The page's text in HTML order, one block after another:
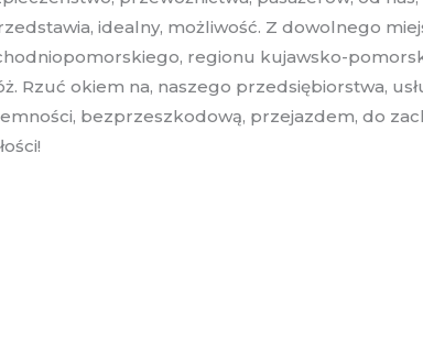
idealny, możliwość. Z dowolnego
regionu kujawsko-
Rzuć okiem na, naszego przedsiębiorstwa,
bezprzeszkodową, przejazdem, do